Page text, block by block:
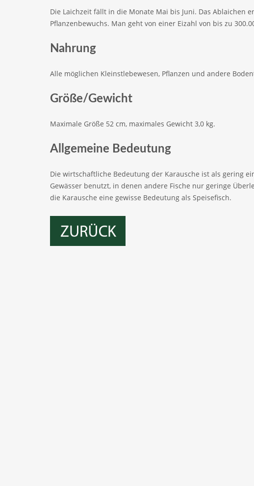
Die Laichzeit fällt in die Monate Mai bis Juni. Das Ablaichen
Pflanzenbewuchs. Man geht von einer Eizahl von bis zu
Nahrung
Alle möglichen Kleinstlebewesen, Pflanzen und andere
Größe/Gewicht
Maximale Größe 52 cm, maximales Gewicht 3,0 kg.
Allgemeine Bedeutung
Die wirtschaftliche Bedeutung der Karausche ist als gering
Gewässer benutzt, in denen andere Fische nur geringe
die Karausche eine gewisse Bedeutung als Speisefisch.